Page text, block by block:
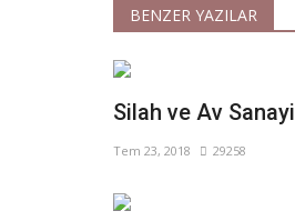
BENZER YAZILAR
Silah ve Av Sanayi
Tem 23, 2018 29258